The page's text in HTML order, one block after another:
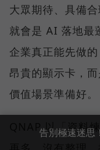
大眾期待、具備
就會是 AI 落地最
企業真正能先做
昂貴的顯示卡，
價值場景準備好。
QNAP 以「資料
告別極速迷思